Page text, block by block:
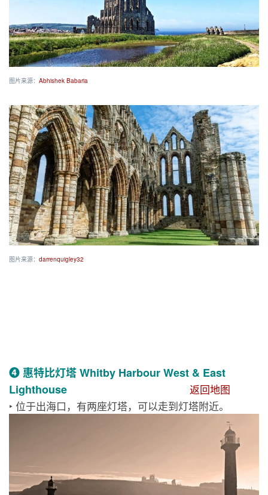
图片来源： Abhishek Babaria
图片来源： darrenquigley32
❹ 惠特比灯塔 Whitby Harbour West & East
Lighthouse
返回地图
‣ 位于出海口，有两座灯塔，可以走到灯塔附近。